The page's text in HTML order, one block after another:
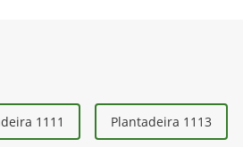
1111 Plantadeira 1113